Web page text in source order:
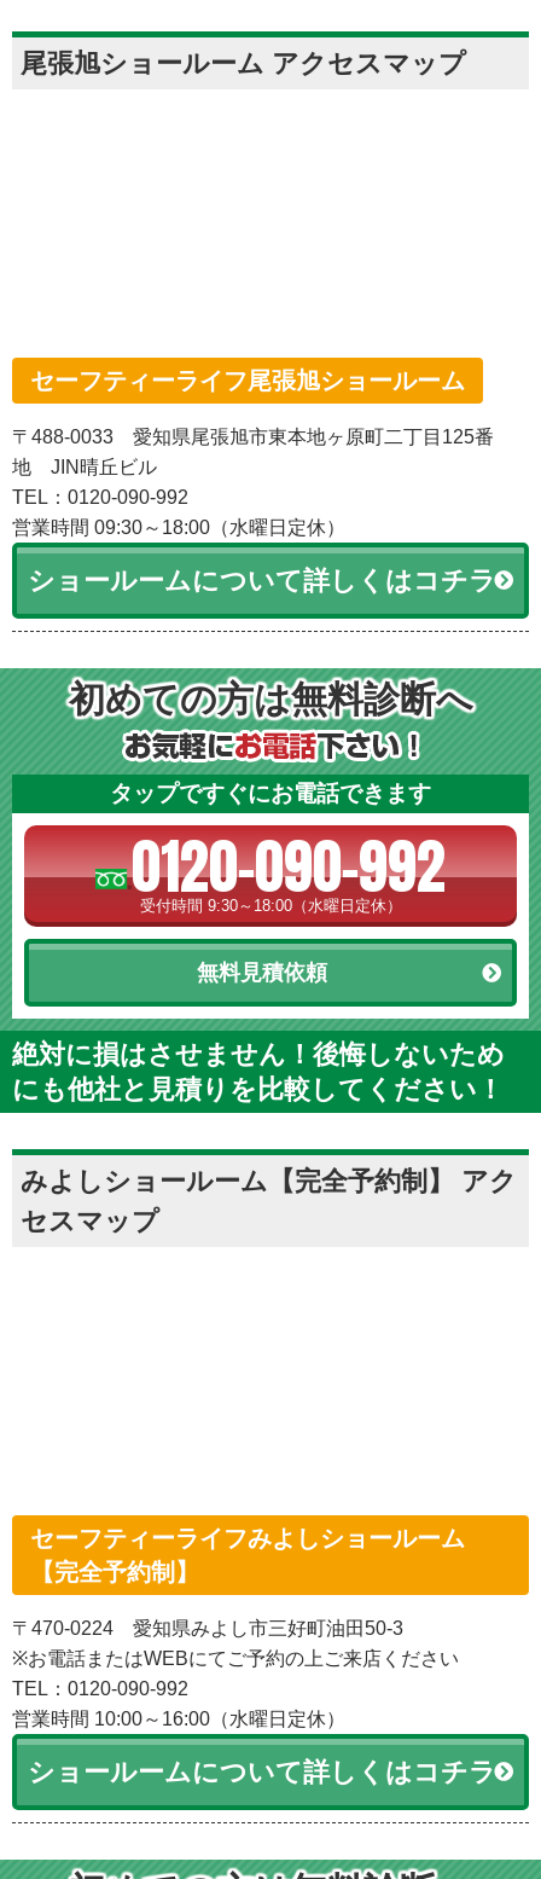
尾張旭ショールーム アクセスマップ
セーフティーライフ尾張旭ショールーム
〒488-0033 愛知県尾張旭市東本地ヶ原町二丁目125番
地 JIN晴丘ビル
TEL：0120-090-992
営業時間 09:30～18:00（水曜日定休）
ショールームについて詳しくはコチラ
初めての方は無料診断へ
タップですぐにお電話できます
0120-090-992
受付時間 9:30～18:00（水曜日定休）
無料見積依頼
絶対に損はさせません！後悔しないため
にも他社と見積りを比較してください！
みよしショールーム【完全予約制】 アク
セスマップ
セーフティーライフみよしショールーム
【完全予約制】
〒470-0224 愛知県みよし市三好町油田50-3
※お電話またはWEBにてご予約の上ご来店ください
TEL：0120-090-992
営業時間 10:00～16:00（水曜日定休）
ショールームについて詳しくはコチラ